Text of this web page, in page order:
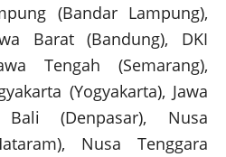
(Bandar Lampung),
Barat (Bandung), DKI
Tengah (Semarang),
(Yogyakarta), Jawa
Bali (Denpasar), Nusa
Nusa Tenggara